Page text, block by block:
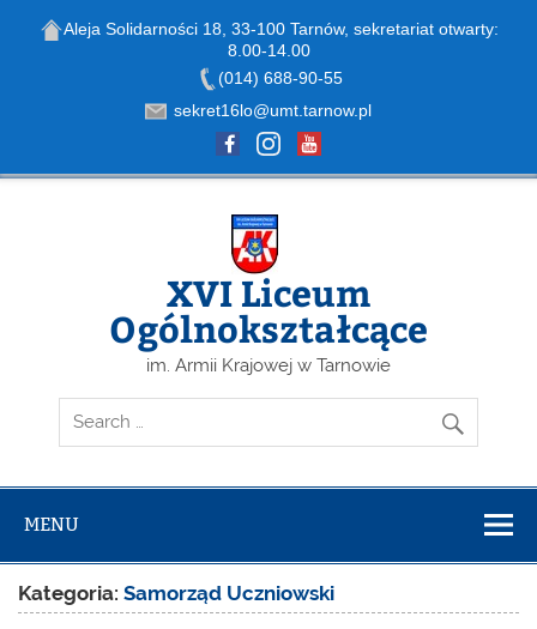
Aleja Solidarności 18, 33-100 Tarnów, sekretariat otwarty:
8.00-14.00
(014) 688-90-55
sekret16lo@umt.tarnow.pl
Skip
XVI Liceum
Ogólnokształcące
im. Armii Krajowej w Tarnowie
MENU
Kategoria:Samorząd Uczniowski